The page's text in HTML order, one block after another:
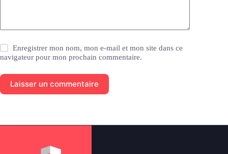
Enregistrer mon nom, mon e-mail et mon site dans ce
navigateur pour mon prochain commentaire.
Laisser un commentaire